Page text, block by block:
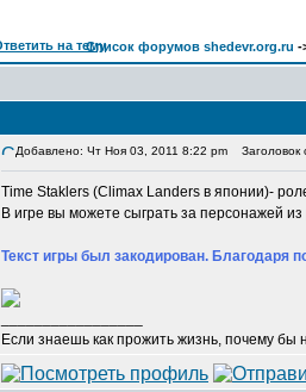
Список форумов shedevr.org.ru -
Добавлено: Чт Ноя 03, 2011 8:22 pm Заголовок
Time Staklers (Climax Landers в японии)-
В игре вы можете сыграть за персонажей
Текст игры был закодирован. Благодаря
Если знаешь как прожить жизнь, почему бы